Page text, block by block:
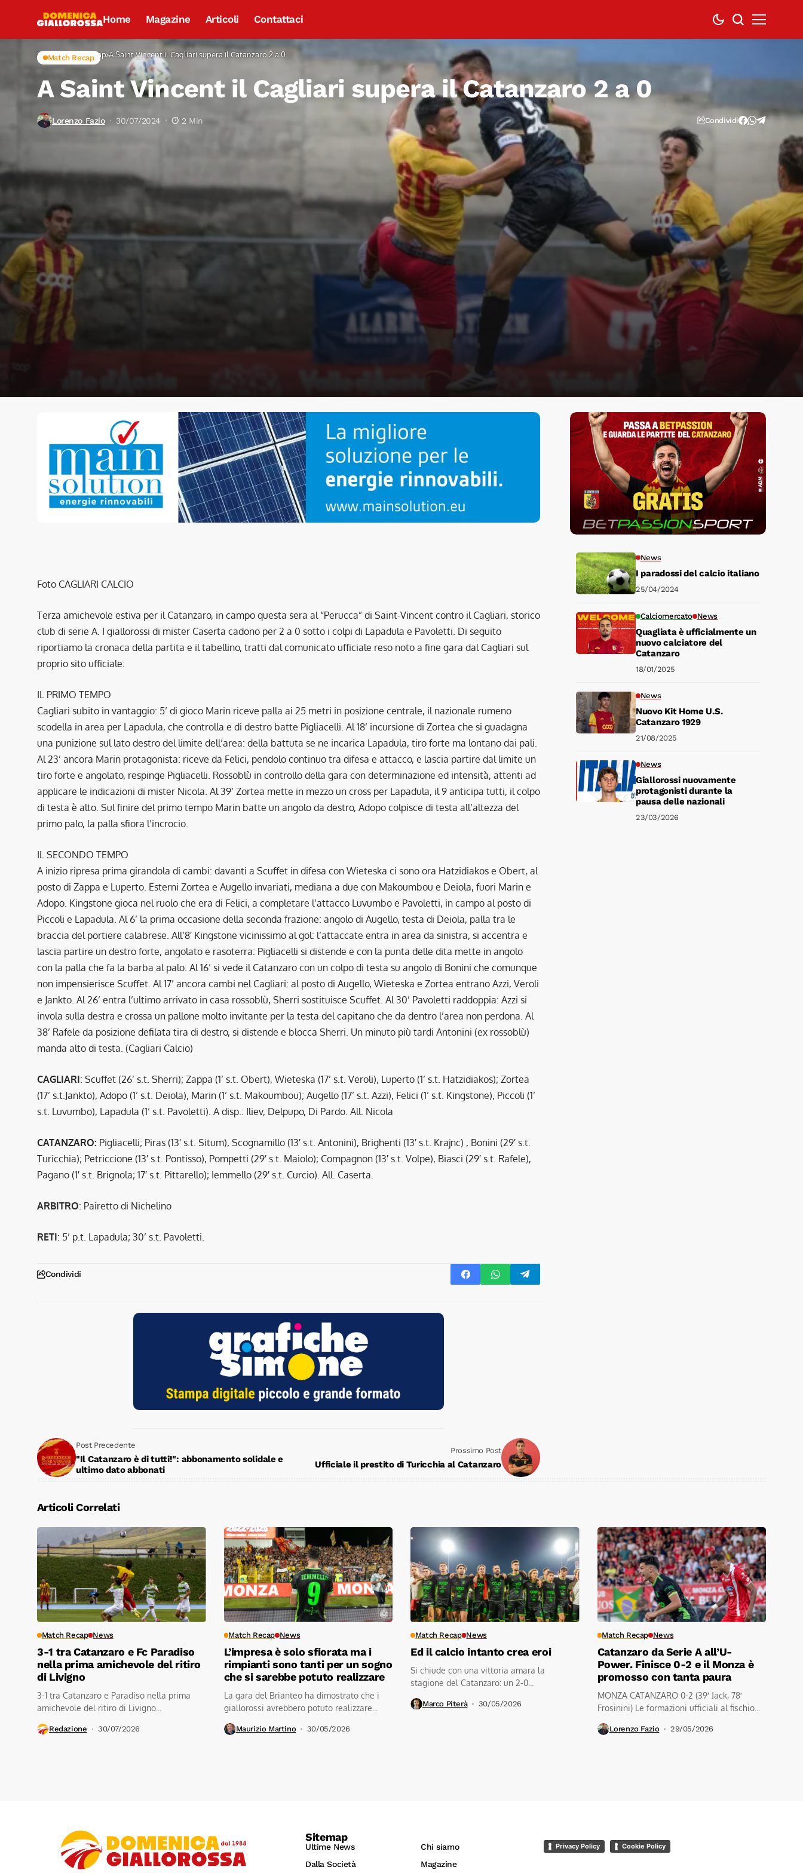
Home Magazine Articoli Contattaci
Home Match Recap A Saint Vincent il Cagliari supera il Catanzaro 2 a 0
Match Recap
A Saint Vincent il Cagliari supera il Catanzaro 2 a 0
Lorenzo Fazio 30/07/2024 2 Min Condividi
Foto CAGLIARI CALCIO
Terza amichevole estiva per il Catanzaro, in campo questa sera al “Perucca” di Saint-Vincent contro il Cagliari, storico
club di serie A. I giallorossi di mister Caserta cadono per 2 a 0 sotto i colpi di Lapadula e Pavoletti. Di seguito
riportiamo la cronaca della partita e il tabellino, tratti dal comunicato ufficiale reso noto a fine gara dal Cagliari sul
proprio sito ufficiale:
IL PRIMO TEMPO
Cagliari subito in vantaggio: 5’ di gioco Marin riceve palla ai 25 metri in posizione centrale, il nazionale rumeno
scodella in area per Lapadula, che controlla e di destro batte Pigliacelli. Al 18’ incursione di Zortea che si guadagna
una punizione sul lato destro del limite dell’area: della battuta se ne incarica Lapadula, tiro forte ma lontano dai pali.
Al 23’ ancora Marin protagonista: riceve da Felici, pendolo continuo tra difesa e attacco, e lascia partire dal limite un
tiro forte e angolato, respinge Pigliacelli. Rossoblù in controllo della gara con determinazione ed intensità, attenti ad
applicare le indicazioni di mister Nicola. Al 39’ Zortea mette in mezzo un cross per Lapadula, il 9 anticipa tutti, il colpo
di testa è alto. Sul finire del primo tempo Marin batte un angolo da destro, Adopo colpisce di testa all’altezza del
primo palo, la palla sfiora l’incrocio.
IL SECONDO TEMPO
A inizio ripresa prima girandola di cambi: davanti a Scuffet in difesa con Wieteska ci sono ora Hatzidiakos e Obert, al
posto di Zappa e Luperto. Esterni Zortea e Augello invariati, mediana a due con Makoumbou e Deiola, fuori Marin e
Adopo. Kingstone gioca nel ruolo che era di Felici, a completare l’attacco Luvumbo e Pavoletti, in campo al posto di
Piccoli e Lapadula. Al 6’ la prima occasione della seconda frazione: angolo di Augello, testa di Deiola, palla tra le
braccia del portiere calabrese. All’8′ Kingstone vicinissimo al gol: l’attaccate entra in area da sinistra, si accentra e
lascia partire un destro forte, angolato e rasoterra: Pigliacelli si distende e con la punta delle dita mette in angolo
con la palla che fa la barba al palo. Al 16’ si vede il Catanzaro con un colpo di testa su angolo di Bonini che comunque
non impensierisce Scuffet. Al 17’ ancora cambi nel Cagliari: al posto di Augello, Wieteska e Zortea entrano Azzi, Veroli
e Jankto. Al 26’ entra l’ultimo arrivato in casa rossoblù, Sherri sostituisce Scuffet. Al 30’ Pavoletti raddoppia: Azzi si
invola sulla destra e crossa un pallone molto invitante per la testa del capitano che da dentro l’area non perdona. Al
38’ Rafele da posizione defilata tira di destro, si distende e blocca Sherri. Un minuto più tardi Antonini (ex rossoblù)
manda alto di testa. (Cagliari Calcio)
CAGLIARI: Scuffet (26’ s.t. Sherri); Zappa (1’ s.t. Obert), Wieteska (17’ s.t. Veroli), Luperto (1’ s.t. Hatzidiakos); Zortea
(17’ s.t.Jankto), Adopo (1’ s.t. Deiola), Marin (1’ s.t. Makoumbou); Augello (17’ s.t. Azzi), Felici (1’ s.t. Kingstone), Piccoli (1’
s.t. Luvumbo), Lapadula (1’ s.t. Pavoletti). A disp.: Iliev, Delpupo, Di Pardo. All. Nicola
CATANZARO: Pigliacelli; Piras (13′ s.t. Situm), Scognamillo (13′ s.t. Antonini), Brighenti (13′ s.t. Krajnc) , Bonini (29′ s.t.
Turicchia); Petriccione (13′ s.t. Pontisso), Pompetti (29′ s.t. Maiolo); Compagnon (13′ s.t. Volpe), Biasci (29′ s.t. Rafele),
Pagano (1′ s.t. Brignola; 17′ s.t. Pittarello); Iemmello (29′ s.t. Curcio). All. Caserta.
ARBITRO: Pairetto di Nichelino
RETI: 5’ p.t. Lapadula; 30’ s.t. Pavoletti.
Condividi
Post Precedente
"Il Catanzaro è di tutti!": abbonamento solidale e
ultimo dato abbonati
Prossimo Post
Ufficiale il prestito di Turicchia al Catanzaro
News
I paradossi del calcio italiano
25/04/2024
Calciomercato News
Quagliata è ufficialmente un
nuovo calciatore del
Catanzaro
18/01/2025
News
Nuovo Kit Home U.S.
Catanzaro 1929
21/08/2025
News
Giallorossi nuovamente
protagonisti durante la
pausa delle nazionali
23/03/2026
Articoli Correlati
Match Recap News
3-1 tra Catanzaro e Fc Paradiso
nella prima amichevole del ritiro
di Livigno
3-1 tra Catanzaro e Paradiso nella prima
amichevole del ritiro di Livigno...
Redazione 30/07/2026
Match Recap News
L’impresa è solo sfiorata ma i
rimpianti sono tanti per un sogno
che si sarebbe potuto realizzare
La gara del Brianteo ha dimostrato che i
giallorossi avrebbero potuto realizzare...
Maurizio Martino 30/05/2026
Match Recap News
Ed il calcio intanto crea eroi
Si chiude con una vittoria amara la
stagione del Catanzaro: un 2-0...
Marco Piterà 30/05/2026
Match Recap News
Catanzaro da Serie A all’U-
Power. Finisce 0-2 e il Monza è
promosso con tanta paura
MONZA CATANZARO 0-2 (39′ Jack, 78′
Frosinini) Le formazioni ufficiali al fischio...
Lorenzo Fazio 29/05/2026
Sitemap
Ultime News
Chi siamo
Dalla Società
Magazine
Privacy Policy Cookie Policy